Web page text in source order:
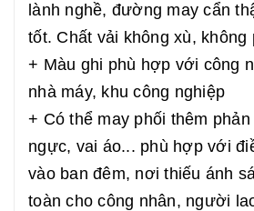
lành nghề, đường may cẩn
tốt. Chất vải không xù, không
+ Màu ghi phù hợp với công
nhà máy, khu công nghiệp
+ Có thể may phối thêm
ngực, vai áo... phù hợp với
vào ban đêm, nơi thiếu ánh
toàn cho công nhân, người